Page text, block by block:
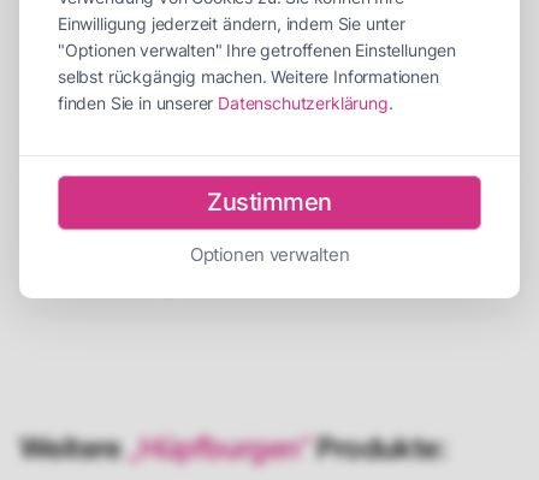
Personen für Auf-/Abbau 2 Personen
Empfohlene Betreuer 1 Betreuer
Weitere„Hüpfburgen“Produkte:
Einwilligung jederzeit ändern, indem Sie unter
"Optionen verwalten" Ihre getroffenen Einstellungen
selbst rückgängig machen. Weitere Informationen
finden Sie in unserer Datenschutzerklärung.
Optionen verwalten
Zustimmen